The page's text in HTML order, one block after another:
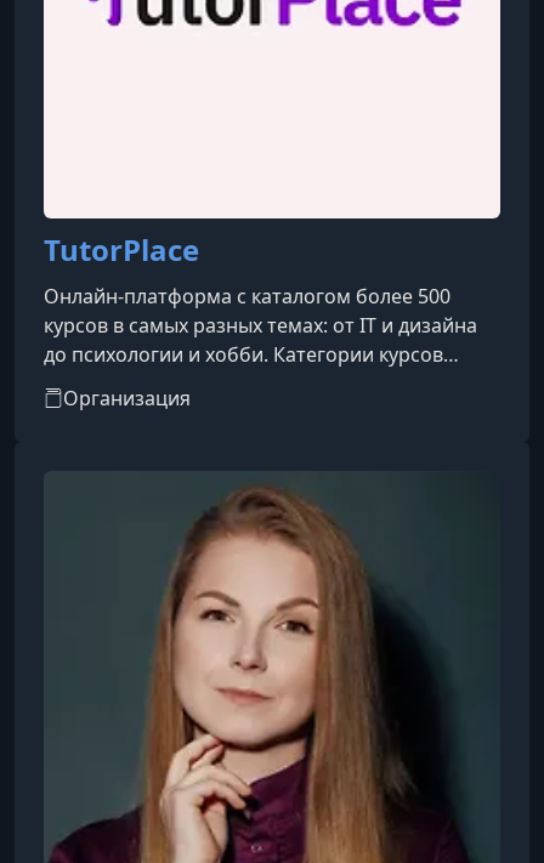
TutorPlace
Онлайн-платформа с каталогом более 500
курсов в самых разных темах: от IT и дизайна
до психологии и хобби. Категории курсов
охватывают такие направления, как IT, бизнес,
дизайн, психология, творчество, блогинг, уход
Организация